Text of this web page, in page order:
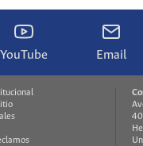
YouTube Email